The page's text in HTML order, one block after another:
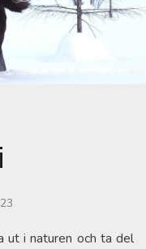
ut i naturen och ta del